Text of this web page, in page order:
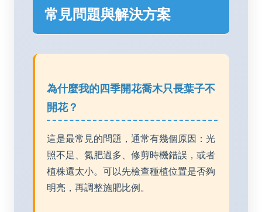
常見問題與解決方案
為什麼我的四季開花喬木只長葉子不
開花？
這是最常見的問題，通常有幾個原因：光
照不足、氮肥過多、修剪時機錯誤，或者
植株還太小。可以先檢查種植位置是否夠
明亮，再調整施肥比例。